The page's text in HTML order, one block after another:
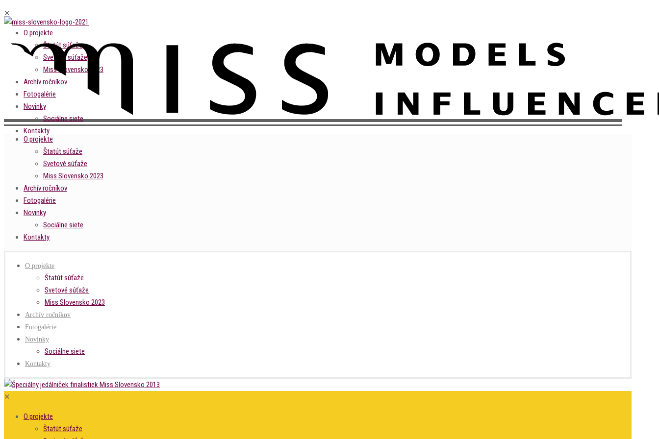
✕
O projekte
Štatút súťaže
Svetové súťaže
Miss Slovensko 2023
Archív ročníkov
Fotogalérie
Novinky
Sociálne siete
Kontakty
O projekte
Štatút súťaže
Svetové súťaže
Miss Slovensko 2023
Archív ročníkov
Fotogalérie
Novinky
Sociálne siete
Kontakty
O projekte
Štatút súťaže
Svetové súťaže
Miss Slovensko 2023
Archív ročníkov
Fotogalérie
Novinky
Sociálne siete
Kontakty
✕
O projekte
Štatút súťaže